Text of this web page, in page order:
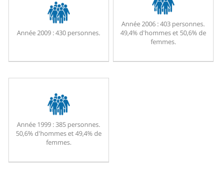
Année 2009 :430 personnes.
Année 2006 :403 personnes.
49,4% d'hommes et 50,6% de
femmes.
Année 1999 :385 personnes.
50,6% d'hommes et 49,4% de
femmes.